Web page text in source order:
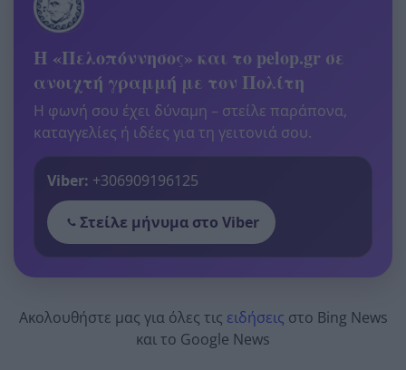
Η «Πελοπόννησος» και το pelop.gr σε
ανοιχτή γραμμή με τον Πολίτη
Η φωνή σου έχει δύναμη – στείλε παράπονα,
καταγγελίες ή ιδέες για τη γειτονιά σου.
Viber: +306909196125
Στείλε μήνυμα στο Viber
Ακολουθήστε μας για όλες τις ειδήσεις στο Bing News
και το Google News